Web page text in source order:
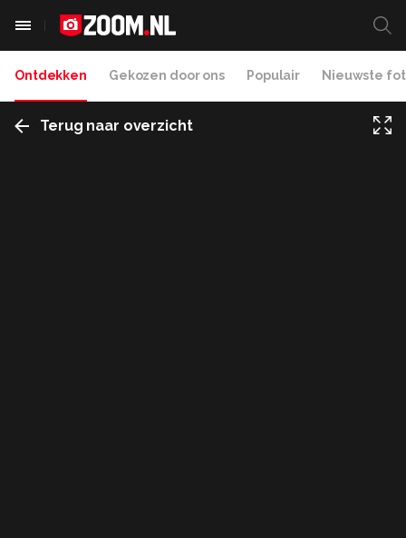
Ontdekken Gekozen door ons Populair Nieuwste
Terug naar overzicht